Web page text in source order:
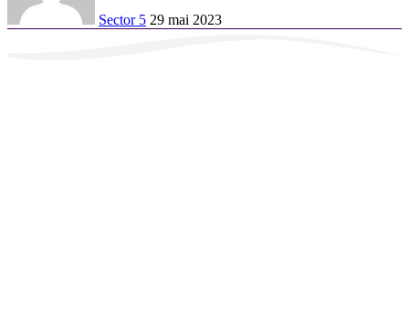
Sector 5 29 mai 2023